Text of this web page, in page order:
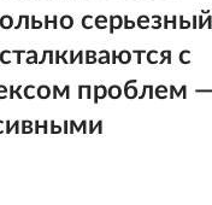
серьезный
с
проблем